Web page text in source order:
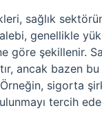
sağlık
genellikle
göre şekillenir.
ancak bazen
sigorta
tercih